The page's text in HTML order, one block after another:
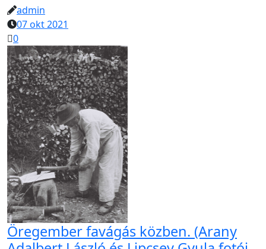
admin
07 okt 2021
0
Öregember favágás közben. (Arany